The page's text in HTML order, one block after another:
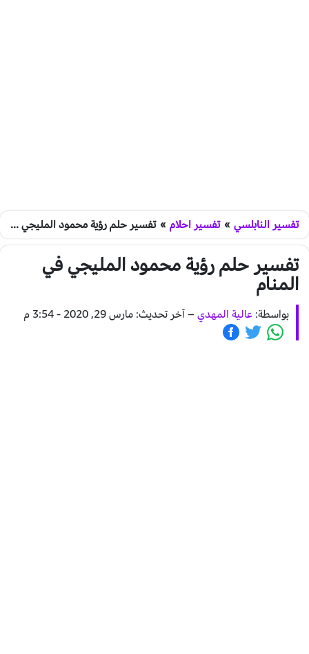
تفسير النابلسي » تفسير احلام » تفسير حلم رؤية محمود المليجي في المنام
تفسير حلم رؤية محمود المليجي في
المنام
بواسطة: عالية المهدي – آخر تحديث: مارس 29, 2020 - 3:54 م